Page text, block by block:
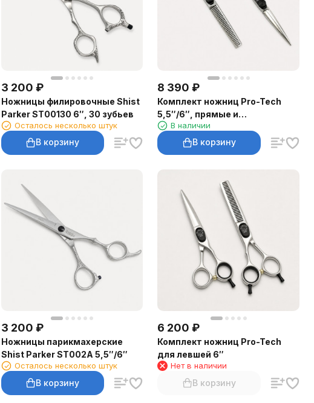
3 200 ₽
Ножницы филировочные Shist
Parker ST00130 6″, 30 зубьев
Осталось несколько штук
В корзину
8 390 ₽
Комплект ножниц Pro-Tech
5,5″/6″, прямые и
филировочные
В наличии
В корзину
3 200 ₽
Ножницы парикмахерские
Shist Parker ST002A 5,5″/6″
Осталось несколько штук
В корзину
6 200 ₽
Комплект ножниц Pro-Tech
для левшей 6″
Нет в наличии
В корзину